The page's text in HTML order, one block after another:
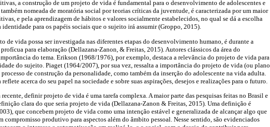
a construção de um projeto de vida é fundamental para o desenvolvimento de adolescentes e
nomeada de moratória social por teorias críticas da juventude, é caracterizada por um maior
e pela aprendizagem de hábitos e valores socialmente estabelecidos, no qual se dá a escolha
identidade para os papéis sociais que o sujeito irá assumir (Groppo, 2015).
de vida possa ser investigada nas diferentes etapas do desenvolvimento humano, é durante a
para elaboração (Dellazana-Zanon, & Freitas, 2015). Autores clássicos da área do
do tema. Erikson (1968/1976), por exemplo, destaca a relevância do projeto de vida para
do sujeito. Piaget (1964/2007), por sua vez, ressalta a importância do projeto de vida (ou plano
de construção da personalidade, como também da inserção do adolescente na vida adulta.
acerca do seu papel na sociedade e sobre suas aspirações, desejos e realizações para o futuro.
definir projeto de vida é uma tarefa complexa. A maior parte das pesquisas feitas no Brasil e
clara do que seria projeto de vida (Dellazana-Zanon & Freitas, 2015). Uma definição é
que concebem projeto de vida como uma intenção estável e generalizada de alcançar algo que
compromisso produtivo para aspectos além do âmbito pessoal. Nesse sentido, são evidenciados